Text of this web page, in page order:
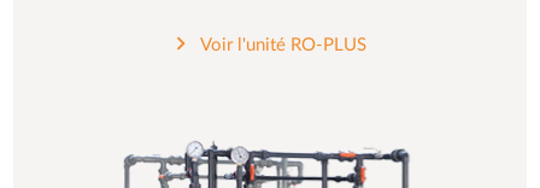
Voir l'unité RO-PLUS